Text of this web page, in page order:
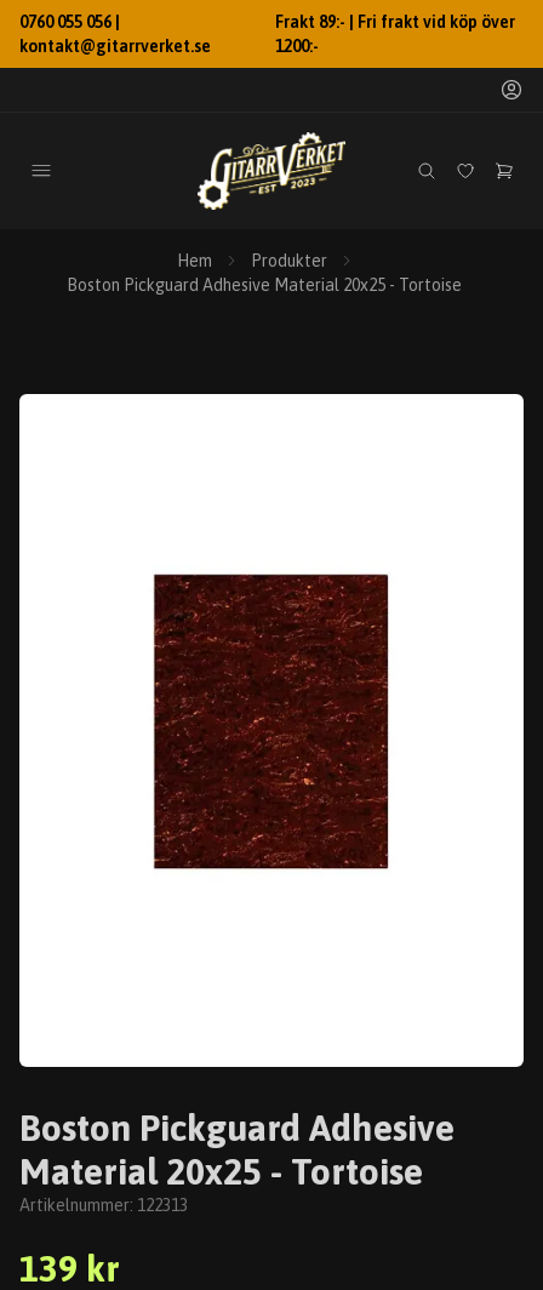
0760 055 056 |
kontakt@gitarrverket.se
Frakt 89:- | Fri frakt vid köp över
1200:-
Hem
Produkter
Boston Pickguard Adhesive Material 20x25 - Tortoise
Boston Pickguard Adhesive
Material 20x25 - Tortoise
Artikelnummer: 122313
139 kr